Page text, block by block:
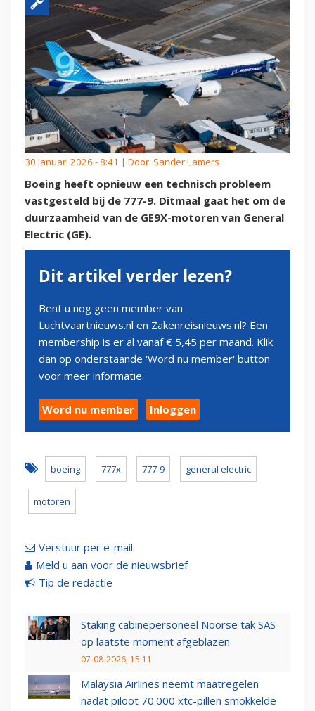
30 januari 2026 - 8:41 | Door: Sander Lamers
Boeing heeft opnieuw een technisch probleem
vastgesteld bij de 777-9. Ditmaal gaat het om de
duurzaamheid van de GE9X-motoren van General
Electric (GE).
Dit artikel verder lezen?
Bent u nog geen member van
Luchtvaartnieuws.nl en Zakenreisnieuws.nl? Een
membership is er al vanaf € 5,45 per maand. Klik
dan op onderstaande 'Word nu member' button
voor meer informatie.
Word nu member Inloggen
boeing 777x 777-9 general electric
motoren
Verstuur per e-mail
Meld u aan voor de nieuwsbrief
Tip de redactie
Staking cabinepersoneel Noorse tak SAS
op laatste moment afgeblazen
07-08-2026, 15:11
Malaysia Airlines neemt maatregelen
nadat piloot 70.000 xtc-pillen smokkelde